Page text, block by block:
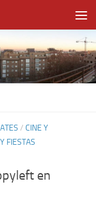
/ CINE Y
FIESTAS
en